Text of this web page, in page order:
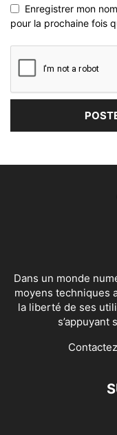
Enregistrer mon
pour la prochaine fois
Dans un monde
moyens techniques
la liberté de ses
s’appuyant